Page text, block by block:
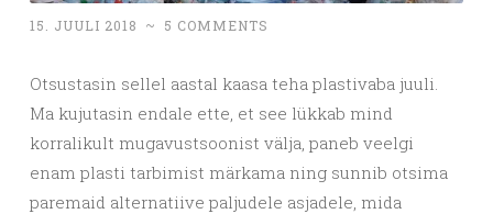
15. JUULI 2018 ~ 5 COMMENTS
Otsustasin sellel aastal kaasa teha plastivaba juuli.
Ma kujutasin endale ette, et see lükkab mind
korralikult mugavustsoonist välja, paneb veelgi
enam plasti tarbimist märkama ning sunnib otsima
paremaid alternatiive paljudele asjadele, mida